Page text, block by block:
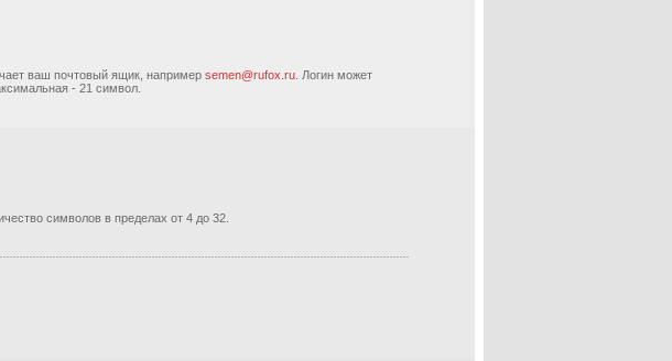
ваш почтовый ящик, например semen@rufox.ru. Логин может
- 21 символ.
символов в пределах от 4 до 32.